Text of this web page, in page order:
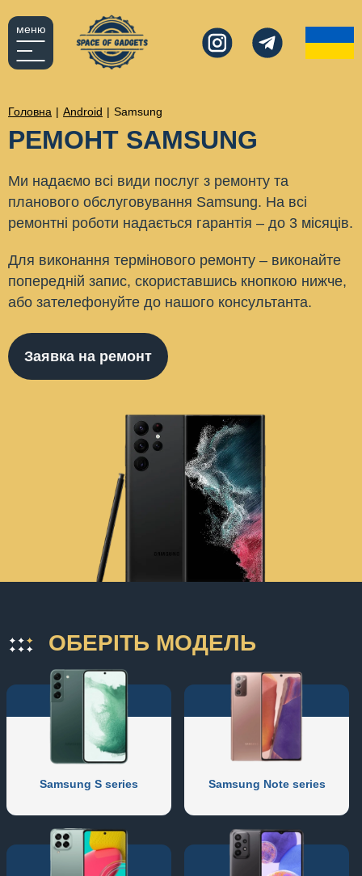
меню
Головна | Android | Samsung
РЕМОНТ SAMSUNG
Ми надаємо всі види послуг з ремонту та
планового обслуговування Samsung. На всі
ремонтні роботи надається гарантія – до 3 місяців.
Для виконання термінового ремонту – виконайте
попередній запис, скориставшись кнопкою нижче,
або зателефонуйте до нашого консультанта.
Заявка на ремонт
ОБЕРІТЬ МОДЕЛЬ
Samsung S series Samsung Note series